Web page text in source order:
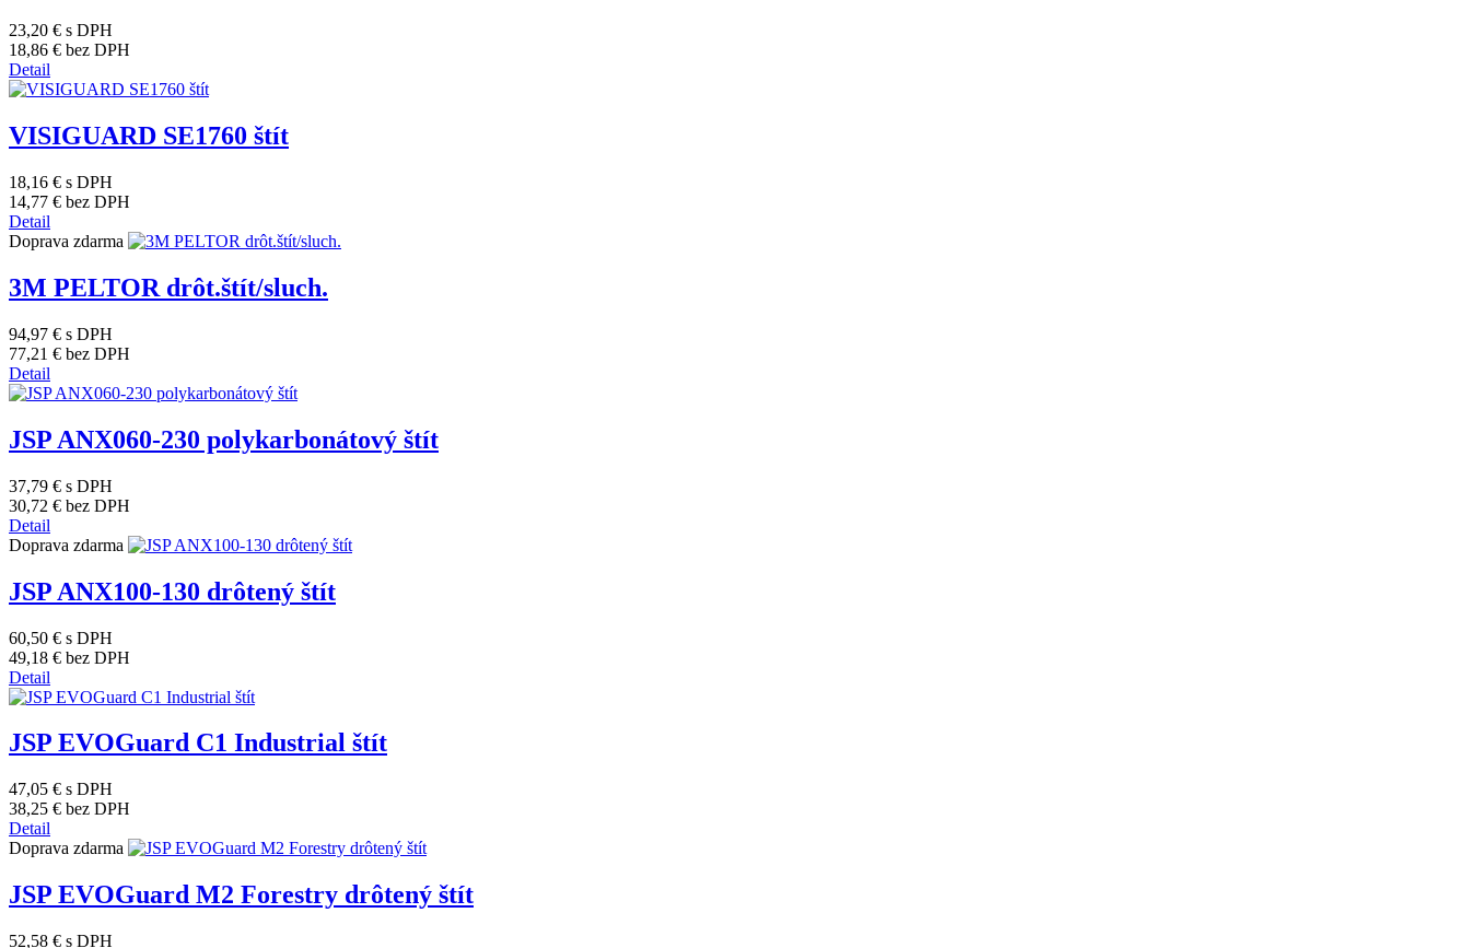
23,20 € s DPH
18,86 € bez DPH
Detail
VISIGUARD SE1760 štít
18,16 € s DPH
14,77 € bez DPH
Detail
Doprava zdarma
3M PELTOR drôt.štít/sluch.
94,97 € s DPH
77,21 € bez DPH
Detail
JSP ANX060-230 polykarbonátový štít
37,79 € s DPH
30,72 € bez DPH
Detail
Doprava zdarma
JSP ANX100-130 drôtený štít
60,50 € s DPH
49,18 € bez DPH
Detail
JSP EVOGuard C1 Industrial štít
47,05 € s DPH
38,25 € bez DPH
Detail
Doprava zdarma
JSP EVOGuard M2 Forestry drôtený štít
52,58 € s DPH